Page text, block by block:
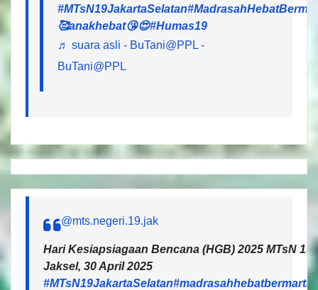
#MTsN19JakartaSelatan
🥰anakhebat😘😍#Humas19
♬ suara asli - BuTani@PPL -
BuTani@PPL
@mts.negeri.19.jak
Hari Kesiapsiagaan Bencana (HGB) 2025 MTsN
Jaksel, 30 April 2025
#MTsN19JakartaSelatan